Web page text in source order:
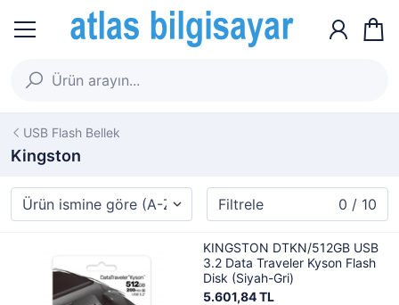
USB Flash Bellek
Kingston
Filtrele 0 / 10
KINGSTON DTKN/512GB USB
3.2 Data Traveler Kyson Flash
Disk (Siyah-Gri)
5.601,84 TL